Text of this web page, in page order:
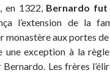
en 1322, Bernardo fut
l’extension de la
monastère aux portes de
une exception à la
Les frères